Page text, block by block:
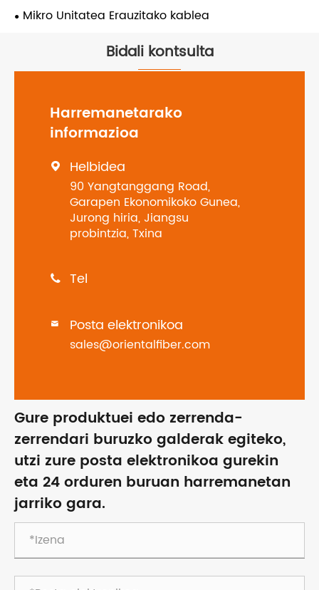
Mikro Unitatea Erauzitako kablea
Bidali kontsulta
Harremanetarako
informazioa
 Helbidea
90 Yangtanggang Road,
Garapen Ekonomikoko Gunea,
Jurong hiria, Jiangsu
probintzia, Txina
 Tel
 Posta elektronikoa
sales@orientalfiber.com
Gure produktuei edo zerrenda-
zerrendari buruzko galderak egiteko,
utzi zure posta elektronikoa gurekin
eta 24 orduren buruan harremanetan
jarriko gara.